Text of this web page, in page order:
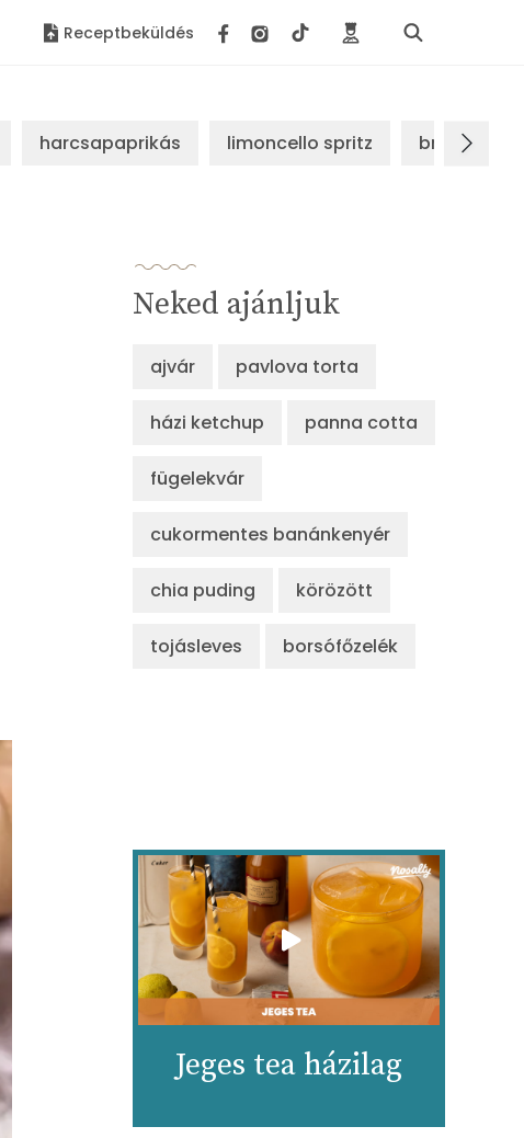
Receptbeküldés
harcsapaprikás limoncello spritz brassói
Neked ajánljuk
ajvár pavlova torta
házi ketchup panna cotta
fügelekvár
cukormentes banánkenyér
chia puding körözött
tojásleves borsófőzelék
Jeges tea házilag